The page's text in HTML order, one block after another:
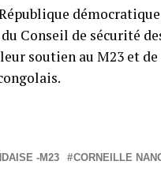
Conseil de sécurité
soutien au M23 et
-M23 CORNEILLE